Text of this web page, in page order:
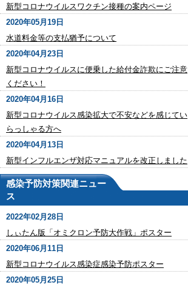
新型コロナウイルスワクチン接種の案内ページ
2020年05月19日
水道料金等の支払猶予について
2020年04月23日
新型コロナウイルスに便乗した給付金詐欺にご注意
ください！
2020年04月16日
新型コロナウイルス感染拡大で不安などを感じてい
らっしゃる方へ
2020年04月13日
新型インフルエンザ対応マニュアルを改正しました
感染予防対策関連ニュー
ス
2022年02月28日
しぃたん版「オミクロン予防大作戦」ポスター
2020年06月11日
新型コロナウイルス感染症感染予防ポスター
2020年05月25日